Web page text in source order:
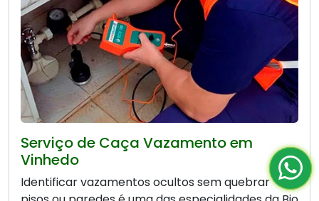
Serviço de Caça Vazamento em
Vinhedo
Identificar vazamentos ocultos sem quebrar